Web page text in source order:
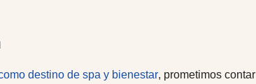
destino de spa y bienestar, prometimos contar